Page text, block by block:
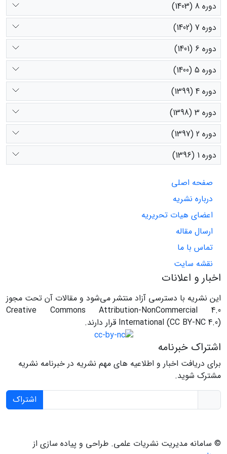
دوره 8 (1403)
دوره 7 (1402)
دوره 6 (1401)
دوره 5 (1400)
دوره 4 (1399)
دوره 3 (1398)
دوره 2 (1397)
دوره 1 (1396)
صفحه اصلی
درباره نشریه
اعضای هیات تحریریه
ارسال مقاله
تماس با ما
نقشه سایت
اخبار و اعلانات
این نشریه با دسترسی آزاد منتشر می‌شود و مقالات آن تحت مجوز
Creative Commons Attribution-NonCommercial 4.0
International (CC BY-NC 4.0) قرار دارند.
اشتراک خبرنامه
برای دریافت اخبار و اطلاعیه های مهم نشریه در خبرنامه نشریه
مشترک شوید.
اشتراک
© سامانه مدیریت نشریات علمی. طراحی و پیاده سازی از